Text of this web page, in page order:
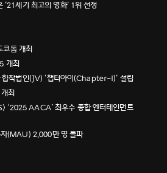
‘21세기 최고의 영화’ 1위 선정
돔 개최
개최
작법인(JV) ‘챕터아이(Chapter-I)’ 설립
최
AACA’ 최우수 종합 엔터테인먼트
자(MAU) 2,000만 명 돌파